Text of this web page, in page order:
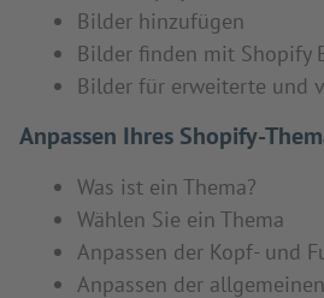
Bilder hinzufügen
Bilder finden mit Shopify
Bilder für erweiterte und
Anpassen Ihres Shopify-
Was ist ein Thema?
Wählen Sie ein Thema
Anpassen der Kopf- und
Anpassen der